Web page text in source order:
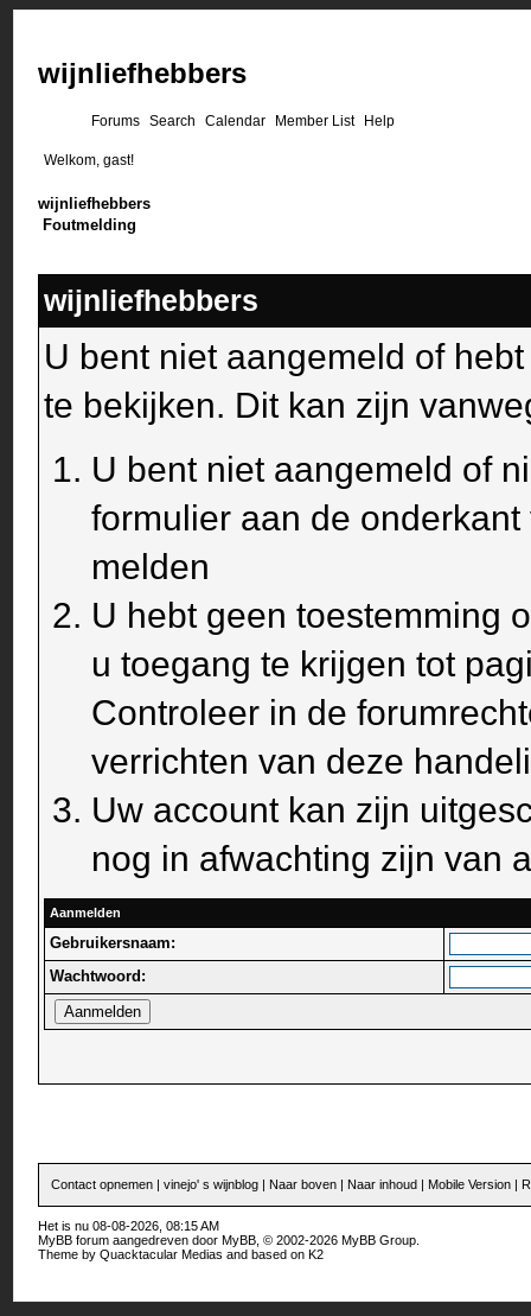
wijnliefhebbers
Forums Search Calendar Member List Help
Welkom, gast!
wijnliefhebbers
Foutmelding
wijnliefhebbers
U bent niet aangemeld of
te bekijken. Dit kan zijn
U bent niet aangemeld of
formulier aan de
melden
U hebt geen toestemming
u toegang te krijgen tot
Controleer in de
verrichten van deze
Uw account kan zijn
nog in afwachting zijn van
Aanmelden
Gebruikersnaam:
Wachtwoord:
Contact opnemen |vinejo' s wijnblog | Naar boven | Naar inhoud | Mobile Version |
Het is nu 08-08-2026, 08:15 AM
MyBB forum aangedreven doorMyBB , © 2002-2026MyBB Group
Theme byQuacktacular Medias and based onK2